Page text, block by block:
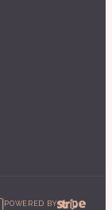
POWERED BY